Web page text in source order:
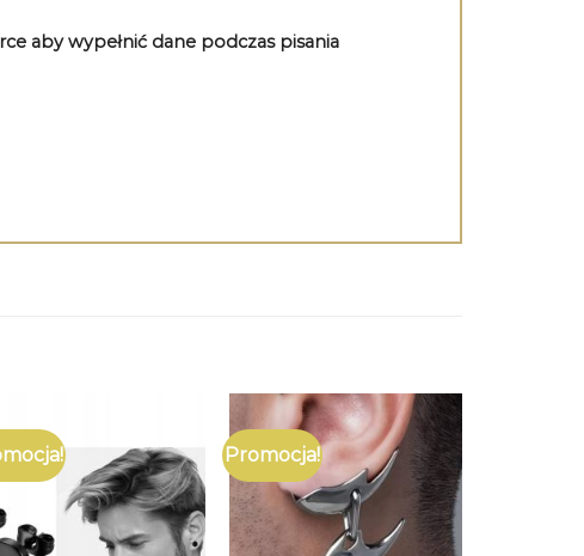
aby wypełnić dane podczas pisania
Promocja!